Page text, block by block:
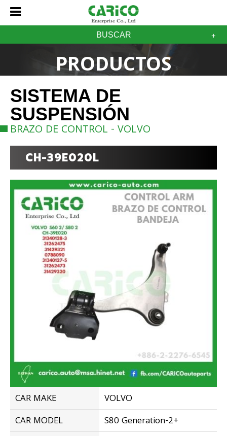
BUSCAR
PRODUCTOS
SISTEMA DE
SUSPENSIÓN
BRAZO DE CONTROL - VOLVO
CH-39E020L
CAR MAKE
VOLVO
CAR MODEL
S80 Generation-2+